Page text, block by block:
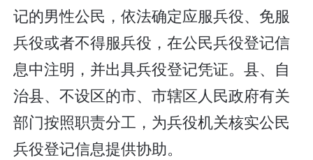
记的男性公民，依法确定应服兵役、免服
兵役或者不得服兵役，在公民兵役登记信
息中注明，并出具兵役登记凭证。县、自
治县、不设区的市、市辖区人民政府有关
部门按照职责分工，为兵役机关核实公民
兵役登记信息提供协助。